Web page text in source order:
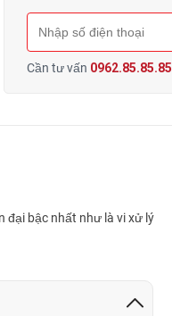
Cần tư vấn 0962.85.85.85
đại bậc nhất như là vi xử lý